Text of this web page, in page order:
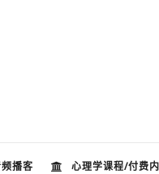
播客 心理学课程/付费